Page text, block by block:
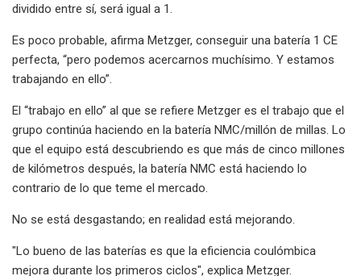
dividido entre sí, será igual a 1.
Es poco probable, afirma Metzger, conseguir una batería 1 CE
perfecta, “pero podemos acercarnos muchísimo. Y estamos
trabajando en ello”.
El “trabajo en ello” al que se refiere Metzger es el trabajo que el
grupo continúa haciendo en la batería NMC/millón de millas. Lo
que el equipo está descubriendo es que más de cinco millones
de kilómetros después, la batería NMC está haciendo lo
contrario de lo que teme el mercado.
No se está desgastando; en realidad está mejorando.
"Lo bueno de las baterías es que la eficiencia coulómbica
mejora durante los primeros ciclos", explica Metzger.